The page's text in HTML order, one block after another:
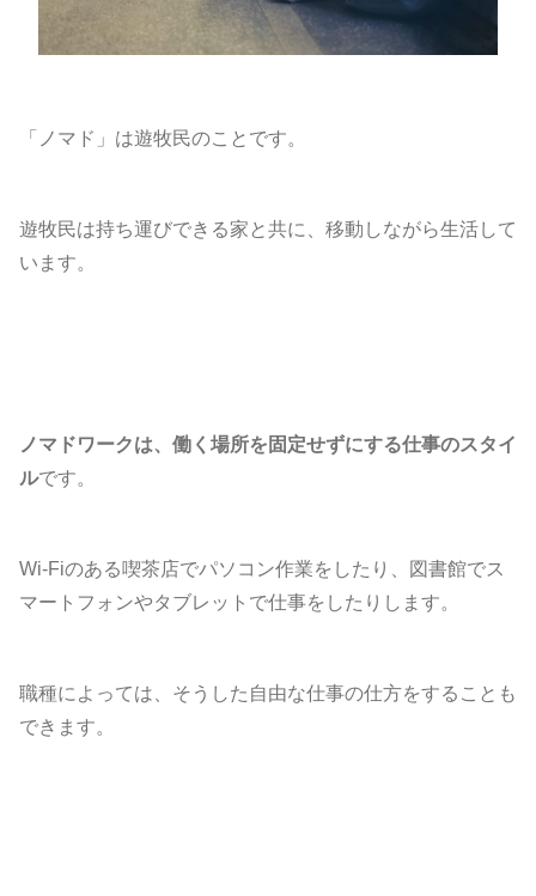
「ノマド」は遊牧民のことです。
遊牧民は持ち運びできる家と共に、移動しながら生活して
います。
ノマドワークは、働く場所を固定せずにする仕事のスタイ
ルです。
Wi-Fiのある喫茶店でパソコン作業をしたり、図書館でス
マートフォンやタブレットで仕事をしたりします。
職種によっては、そうした自由な仕事の仕方をすることも
できます。